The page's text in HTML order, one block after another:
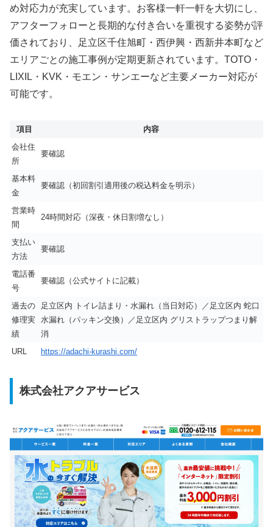
め対応力が充実しています。お客様一軒一軒を大切にし、
アフターフォローと長期的な付き合いを重視する姿勢が評
価されており、足立区千住旭町・西伊興・西新井本町など
エリアごとの施工事例が定期更新されています。TOTO・
LIXIL・KVK・モエン・サンエーなど主要メーカー対応が
可能です。
項目
内容
会社住
所
要確認
基本料
金
要確認（初回割引適用後の税込料金を明示）
営業時
間
24時間対応（深夜・休日割増なし）
支払い
方法
要確認
電話番
号
要確認（公式サイトに記載）
過去の
修理実
績
足立区内 トイレ詰まり・水漏れ（当日対応）／足立区内 蛇口
水漏れ（パッキン交換）／足立区内 グリストラップつまり解
消
URL
https://adachi-kurashi.com/
株式会社アクアサービス